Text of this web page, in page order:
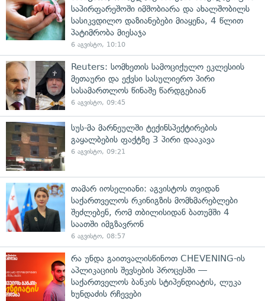
საპირფარეშოში იმშობიარა და ახალშობილს
სასიკვდილო დაზიანებები მიაყენა, 4 წლით
პატიმრობა მიესაჯა
6 აგვისტო, 10:10
Reuters: სომხეთის სამოციქულო ეკლესიის
მეთაური და ექვსი სასულიერო პირი
სასამართლოს წინაშე წარდგებიან
6 აგვისტო, 09:45
სუს-მა მარნეულში ტექინსპექტირების
გაყალბების ფაქტზე 3 პირი დააკავა
6 აგვისტო, 09:21
თამარ იოსელიანი: აგვისტოს თვიდან
საქართველოს რკინიგზის მომხმარებლები
შეძლებენ, რომ თბილისიდან ბათუმში 4
საათში იმგზავრონ
6 აგვისტო, 08:57
რა უნდა გაითვალისწინოთ CHEVENING-ის
აპლიკაციის შევსების პროცესში —
საქართველოს ბანკის სტიპენდიატის, ლუკა
ხუნდაძის რჩევები